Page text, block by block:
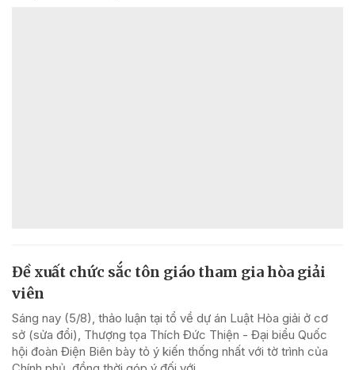
Đề xuất chức sắc tôn giáo tham gia hòa giải
viên
Sáng nay (5/8), thảo luận tại tổ về dự án Luật Hòa giải ở cơ
sở (sửa đổi), Thượng tọa Thích Đức Thiện - Đại biểu Quốc
hội đoàn Điện Biên bày tỏ ý kiến thống nhất với tờ trình của